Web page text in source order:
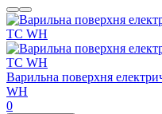
Варильна поверхня
WH
0